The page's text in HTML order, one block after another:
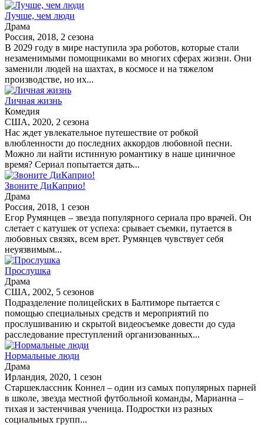
Лучше, чем люди
Драма
Россия, 2018, 2 сезона
В 2029 году в мире наступила эра роботов, которые стали
незаменимыми помощниками во многих сферах жизни. Они
заменили людей на шахтах, в космосе и на тяжелом
производстве, но их...
Личная жизнь
Комедия
США, 2020, 2 сезона
Нас ждет увлекательное путешествие от робкой
влюбленности до последних аккордов любовной песни.
Можно ли найти истинную романтику в наше циничное
время? Сериал попытается дать...
Звоните ДиКаприо!
Драма
Россия, 2018, 1 сезон
Егор Румянцев – звезда популярного сериала про врачей. Он
слетает с катушек от успеха: срывает съемки, путается в
любовных связях, всем врет. Румянцев чувствует себя
неуязвимым...
Прослушка
Драма
США, 2002, 5 сезонов
Подразделение полицейских в Балтиморе пытается с
помощью специальных средств и мероприятий по
прослушиванию и скрытой видеосъемке довести до суда
расследование преступлений организованных...
Нормальные люди
Драма
Ирландия, 2020, 1 сезон
Старшеклассник Коннел – один из самых популярных парней
в школе, звезда местной футбольной команды, Марианна –
тихая и застенчивая ученица. Подростки из разных
социальных групп...